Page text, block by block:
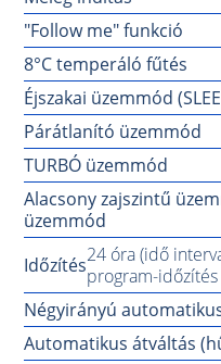
"Follow me" funkció
8°C temperáló fűtés
Éjszakai üzemmód
Párátlanító üzemmód
TURBÓ üzemmód
Alacsony zajszintű
üzemmód
Időzítés24 óra (idő
program-időzítés
Négyirányú
Automatikus átváltás